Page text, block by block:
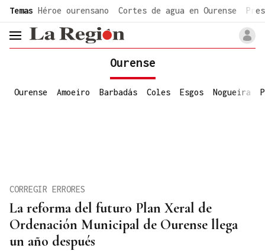
common.go-to-content
Temas Héroe ourensano Cortes de agua en Ourense
header.menu.open
Ourense
Ourense Amoeiro Barbadás Coles Esgos Nogueira
La reforma del futuro Plan Xeral de
Ordenación Municipal de Ourense llega
un año después
CORREGIR ERRORES